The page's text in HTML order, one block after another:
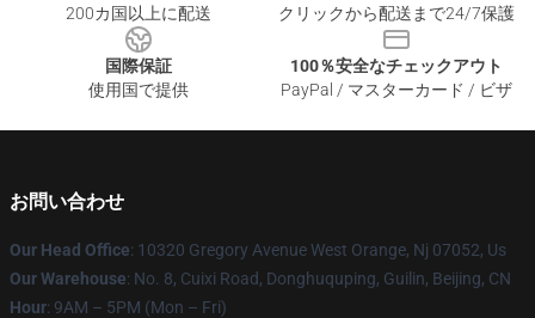
200カ国以上に配送
クリックから配送まで24/7保護
国際保証
使用国で提供
100％安全なチェックアウト
PayPal / マスターカード / ビザ
お問い合わせ
Our Head Office: 10320 Gregory Avenue West Orange, Nj 07052, Us
Our Warehouse: No. 8, Cuixi Road, Donghuquping, Guilin, Beijing, CN
Hour: 9AM – 5PM (Mon – Fri)